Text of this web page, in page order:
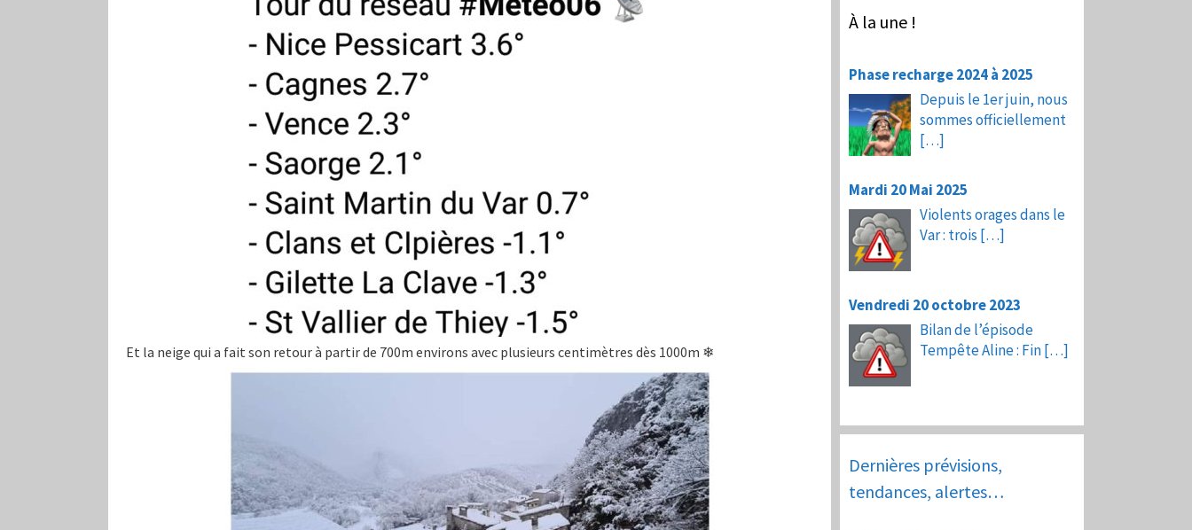
Et la neige qui a fait son retour à partir de 700m environs avec plusieurs centimètres dès 1000m ❄
À la une !
Phase recharge 2024 à 2025
Depuis le 1er juin, nous
sommes officiellement
[…]
Mardi 20 Mai 2025
Violents orages dans le
Var : trois […]
Vendredi 20 octobre 2023
Bilan de l’épisode
Tempête Aline : Fin[…]
Dernières prévisions,
tendances, alertes…